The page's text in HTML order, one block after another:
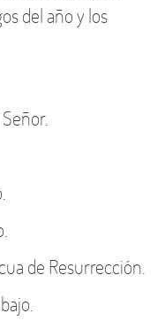
del año y los
de Resurrección.